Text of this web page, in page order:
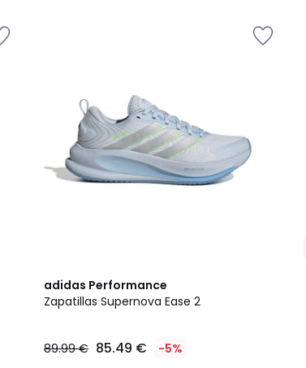
adidas Performance
Zapatillas Supernova Ease 2
89.99 € 85.49 € -5%
4,7
/ 5